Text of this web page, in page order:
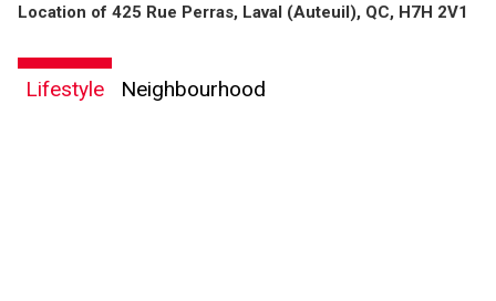
Location of 425 Rue Perras, Laval (Auteuil), QC, H7H 2V1
Lifestyle Neighbourhood